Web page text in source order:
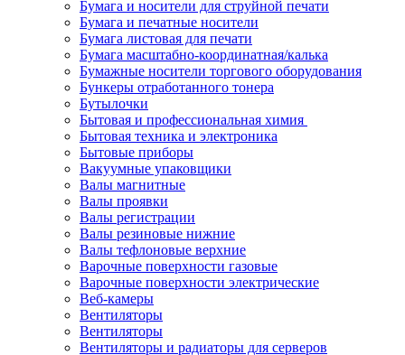
Бумага и носители для струйной печати
Бумага и печатные носители
Бумага листовая для печати
Бумага масштабно-координатная/калька
Бумажные носители торгового оборудования
Бункеры отработанного тонера
Бутылочки
Бытовая и профессиональная химия
Бытовая техника и электроника
Бытовые приборы
Вакуумные упаковщики
Валы магнитные
Валы проявки
Валы регистрации
Валы резиновые нижние
Валы тефлоновые верхние
Варочные поверхности газовые
Варочные поверхности электрические
Веб-камеры
Вентиляторы
Вентиляторы
Вентиляторы и радиаторы для серверов